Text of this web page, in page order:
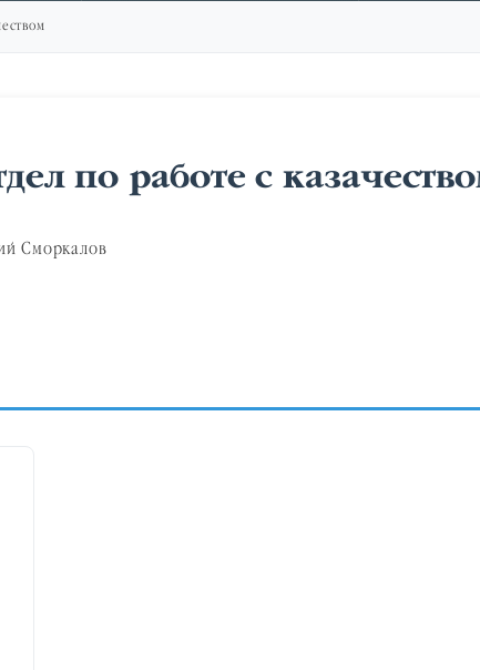
по работе с
Сморкалов